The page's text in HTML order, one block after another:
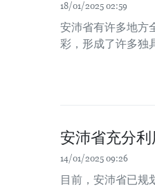
18/01/2025 02:59
安沛省有许多地方
彩，形成了许多独
安沛省充分
14/01/2025 09:26
目前，安沛省已规